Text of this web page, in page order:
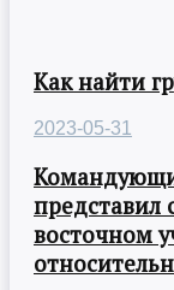
Как найти
2023-05-31
представил
восточном